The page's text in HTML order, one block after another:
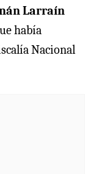
Larraín
había
Nacional